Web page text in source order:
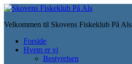
Skip
main
Velkommen til Skovens Fiskeklub På Als
Toggle
mobile
Forside
Hvem er vi
Bestyrelsen